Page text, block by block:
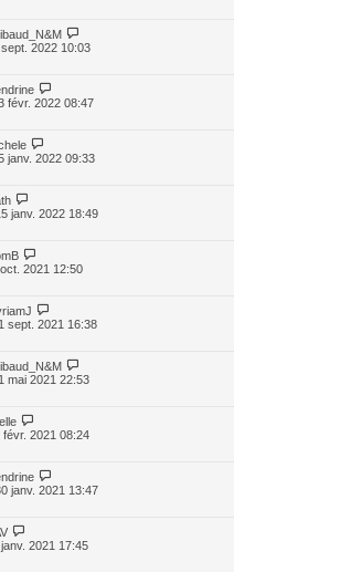
2022 10:03
févr. 2022 08:47
janv. 2022 09:33
janv. 2022 18:49
2021 12:50
sept. 2021 16:38
mai 2021 22:53
févr. 2021 08:24
janv. 2021 13:47
2021 17:45